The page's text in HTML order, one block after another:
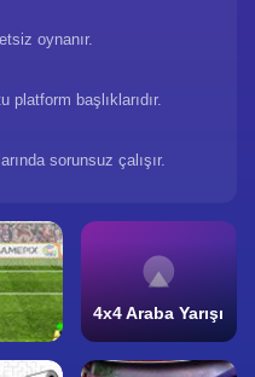
oynanır.
platform başlıklarıdır.
sorunsuz çalışır.
4x4 Araba Yarışı